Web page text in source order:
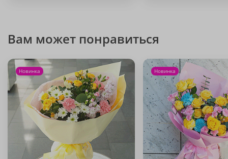
Вам может понравиться
Новинка Новинка